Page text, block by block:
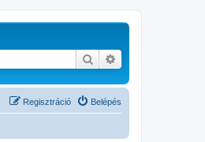
Keresés
Belépés
Regisztráció